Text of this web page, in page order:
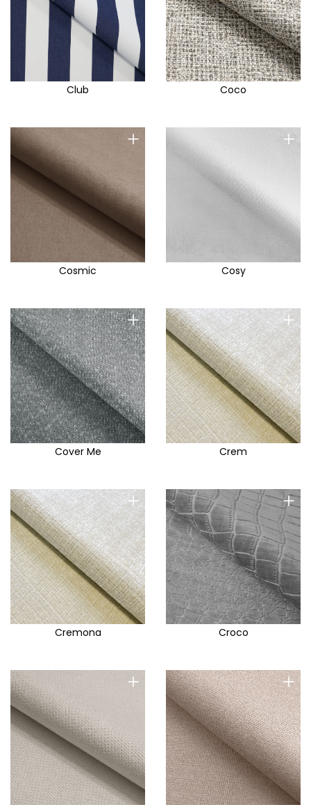
Club Coco
+
Cosmic
+
Cosy
+
Cover Me
+
Crem
+
Cremona
+
Croco
+ +